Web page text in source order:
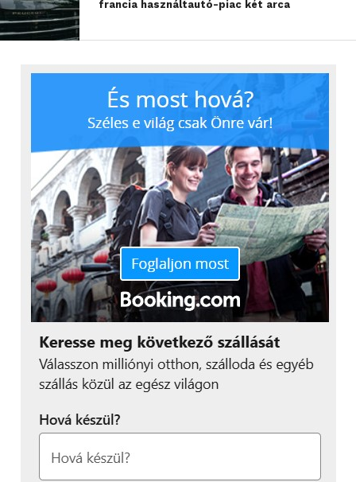
MiVue 786 WIFI
1920x1080p/30fps felvétel, beépített
támogató rendszerek)
MiVue 785 Touch(Full HD
1920x1080p/30fps felvétel, ADAS Fejlett
gépjárművezetés-támogató
rendszerek, élettartamra szóló, havi
sebességmérő-kamera frissítések)
MiVue 7511440p/30fps, 140°-os
látószög, 3-tengelyes G-szenzor, ADAS
Fejlett gépjárművezetés-támogató
rendszerek)
MiVue 733 WIFI(Full HD
1920x1080p/30fps felvétel, beépített
WIFI, ADAS Fejlett gépjárművezetés-
támogató rendszerek)
MiVue 7311080p/30fps, ADAS Fejlett
rendszerek, parkolási üzemmód)
MiVue J85
francia használtautó-piac két arca